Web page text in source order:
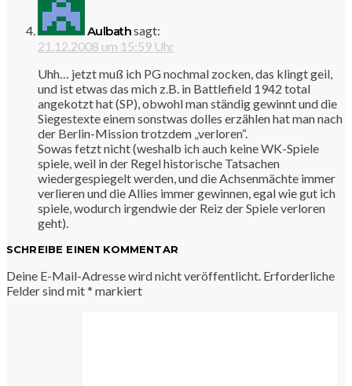
Aulbathsagt:
21.12.2008 um 15:59 Uhr
Uhh… jetzt muß ich PG nochmal zocken, das klingt geil,
und ist etwas das mich z.B. in Battlefield 1942 total
angekotzt hat (SP), obwohl man ständig gewinnt und die
Siegestexte einem sonstwas dolles erzählen hat man nach
der Berlin-Mission trotzdem „verloren“.
Sowas fetzt nicht (weshalb ich auch keine WK-Spiele
spiele, weil in der Regel historische Tatsachen
wiedergespiegelt werden, und die Achsenmächte immer
verlieren und die Allies immer gewinnen, egal wie gut ich
spiele, wodurch irgendwie der Reiz der Spiele verloren
geht).
SCHREIBE EINEN KOMMENTAR
Deine E-Mail-Adresse wird nicht veröffentlicht. Erforderliche
Felder sind mit* markiert